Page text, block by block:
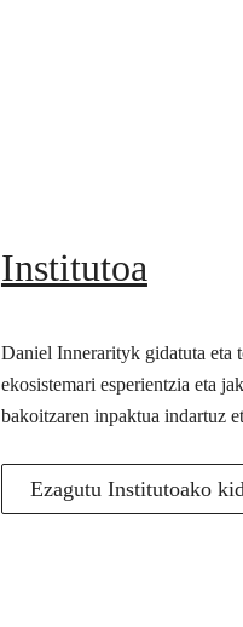
Institutoa
Daniel Innerarityk gidatuta eta
ekosistemari esperientzia eta
bakoitzaren inpaktua indartuz
Ezagutu Institutoako